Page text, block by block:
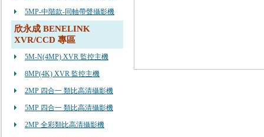
5MP-中階款-同軸帶聲攝影機
欣永成 BENELINK
XVR/CCD 專區
5M-N(4MP) XVR 監控主機
8MP(4K) XVR 監控主機
2MP 四合一 類比高清攝影機
5MP 四合一 類比高清攝影機
2MP 全彩類比高清攝影機